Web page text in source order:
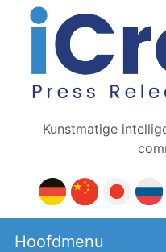
Kunstmatige
Hoofdmenu